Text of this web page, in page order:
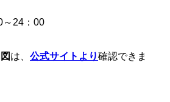
～24：00
は、 公式サイトより確認できま